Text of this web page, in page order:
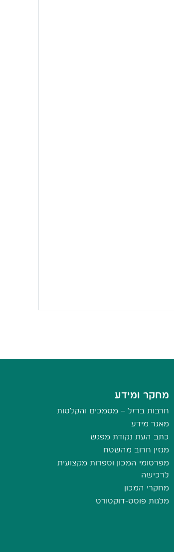
מחקר ומידע
חרבות ברזל – מסמכים והקלטות
מאגר מידע
כתב העת נקודת מפגש
מגזין חרוב מהשטח
מפרסומי המכון וספרות מקצועית
לרכישה
מחקרי המכון
מלגות פוסט-דוקטורט